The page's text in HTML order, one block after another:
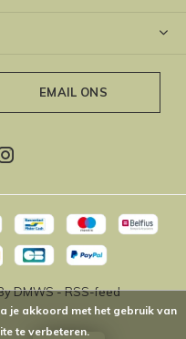
EMAIL ONS
DMWS-RSS-feed
je akkoord met het gebruik van
te verbeteren.